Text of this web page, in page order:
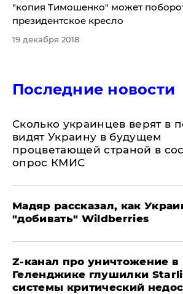
"копия Тимошенко" может
президентское кресло
19 декабря 2018
Последние новости
Сколько украинцев верят в
видят Украину в будущем
процветающей страной в
опрос КМИС
Мадяр рассказал, как
"добивать" Wildberries
Z-канал про уничтожение в
Геленджике глушилки
системы критический